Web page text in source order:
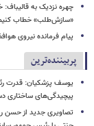
چهره نزدیک به
«سازش‌طلب» خطاب
پیام فرمانده نیروی
پربیننده‌ترین
یوسف پزشکیان: قدرت
پیچیدگی‌های ساختاری
تصاویری جدید از حسن